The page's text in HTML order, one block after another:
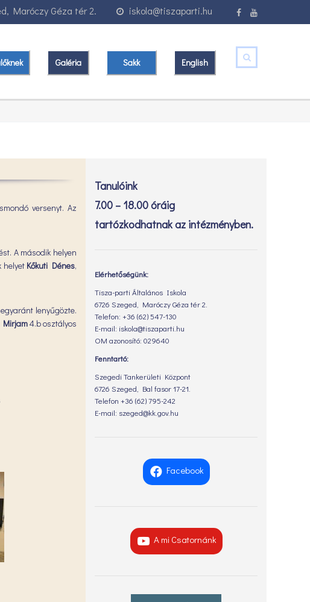
iskola@tiszaparti.hu
Maróczy Géza tér 2.
Galéria Sakk English
versenyt. Az
A második helyen
helyet Kőkuti Dénes,
lenyűgözte.
Mirjam4.b osztályos
Tanulóink
7.00 – 18.00 óráig
tartózkodhatnak az intézményben.
Elérhetőségünk:
Tisza-parti Általános Iskola
6726 Szeged, Maróczy Géza tér 2.
Telefon: +36 (62) 547-130
E-mail: iskola@tiszaparti.hu
OM azonosító: 029640
Fenntartó:
Szegedi Tankerületi Központ
6726 Szeged, Bal fasor 17-21.
Telefon +36 (62) 795-242
E-mail: szeged@kk.gov.hu
Facebook
A mi Csatornánk